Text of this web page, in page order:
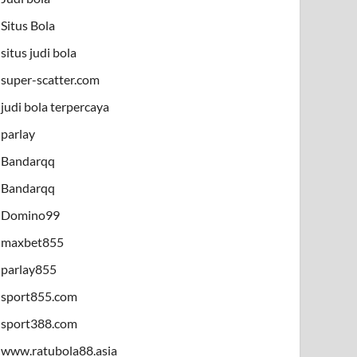
Situs Bola
situs judi bola
super-scatter.com
judi bola terpercaya
parlay
Bandarqq
Bandarqq
Domino99
maxbet855
parlay855
sport855.com
sport388.com
www.ratubola88.asia